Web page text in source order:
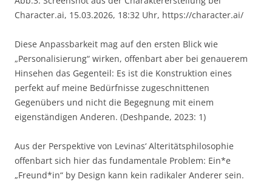
Character.ai, 15.03.2026, 18:32 Uhr, https://character.ai/
Diese Anpassbarkeit mag auf den ersten Blick wie
„Personalisierung“ wirken, offenbart aber bei genauerem
Hinsehen das Gegenteil: Es ist die Konstruktion eines
perfekt auf meine Bedürfnisse zugeschnittenen
Gegenübers und nicht die Begegnung mit einem
eigenständigen Anderen. (Deshpande, 2023: 1)
Aus der Perspektive von Levinas‘ Alteritätsphilosophie
offenbart sich hier das fundamentale Problem: Ein*e
„Freund*in“ by Design kann kein radikaler Anderer sein.